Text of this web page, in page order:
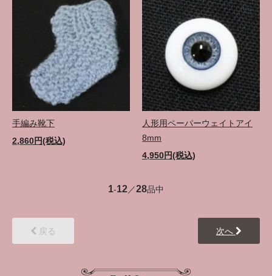
手編み靴下
2,860円(税込)
人形用ペーパーウェイトアイ
8mm
4,950円(税込)
1-12／28品中
戻る 次へ